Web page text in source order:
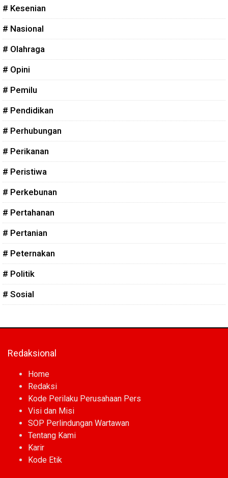
# Kesenian
# Nasional
# Olahraga
# Opini
# Pemilu
# Pendidikan
# Perhubungan
# Perikanan
# Peristiwa
# Perkebunan
# Pertahanan
# Pertanian
# Peternakan
# Politik
# Sosial
Redaksional
Home
Redaksi
Kode Perilaku Perusahaan Pers
Visi dan Misi
SOP Perlindungan Wartawan
Tentang Kami
Karir
Kode Etik